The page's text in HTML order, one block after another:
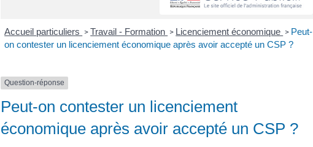
Accueil particuliers >Travail - Formation > Licenciement économique > Peut-
on contester un licenciement économique après avoir accepté un CSP ?
Question-réponse
Peut-on contester un licenciement
économique après avoir accepté un CSP ?